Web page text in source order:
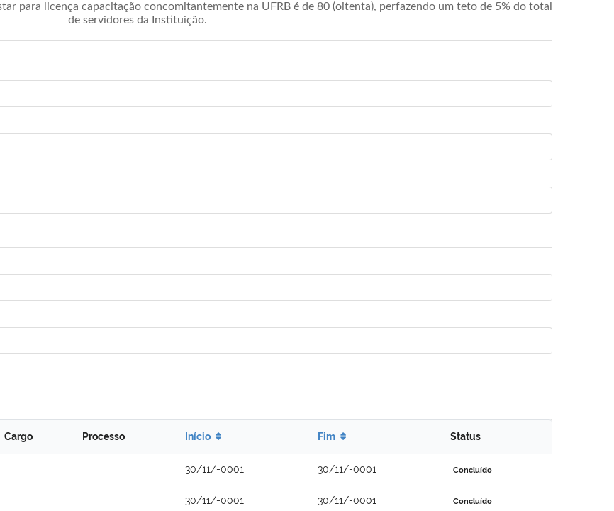
para licença capacitação concomitantemente na UFRB é de 80 (oitenta), perfazendo um teto de 5% do total
de servidores da Instituição.
Cargo Processo Início Fim Status
30/11/-0001 30/11/-0001 Concluído
30/11/-0001 30/11/-0001 Concluído